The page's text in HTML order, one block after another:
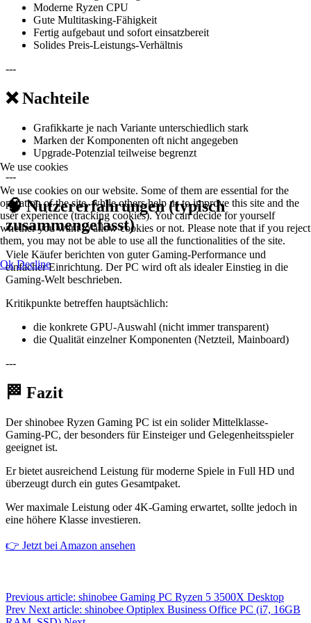
Moderne Ryzen CPU
Gute Multitasking-Fähigkeit
Fertig aufgebaut und sofort einsatzbereit
Solides Preis-Leistungs-Verhältnis
---
❌ Nachteile
Grafikkarte je nach Variante unterschiedlich stark
Marken der Komponenten oft nicht angegeben
Upgrade-Potenzial teilweise begrenzt
---
🧠 Nutzererfahrungen (typisch
zusammengefasst)
Viele Käufer berichten von guter Gaming-Performance und
einfacher Einrichtung. Der PC wird oft als idealer Einstieg in die
Gaming-Welt beschrieben.
Kritikpunkte betreffen hauptsächlich:
die konkrete GPU-Auswahl (nicht immer transparent)
die Qualität einzelner Komponenten (Netzteil, Mainboard)
---
🏁 Fazit
Der shinobee Ryzen Gaming PC ist ein solider Mittelklasse-
Gaming-PC, der besonders für Einsteiger und Gelegenheitsspieler
geeignet ist.
Er bietet ausreichend Leistung für moderne Spiele in Full HD und
überzeugt durch ein gutes Gesamtpaket.
Wer maximale Leistung oder 4K-Gaming erwartet, sollte jedoch in
eine höhere Klasse investieren.
👉 Jetzt bei Amazon ansehen
Previous article: shinobee Gaming PC Ryzen 5 3500X Desktop
Prev Next article: shinobee Optiplex Business Office PC (i7, 16GB
We use cookies
We use cookies on our website. Some of them are essential for the
operation of the site, while others help us to improve this site and the
user experience (tracking cookies). You can decide for yourself
whether you want to allow cookies or not. Please note that if you reject
them, you may not be able to use all the functionalities of the site.
Ok Decline